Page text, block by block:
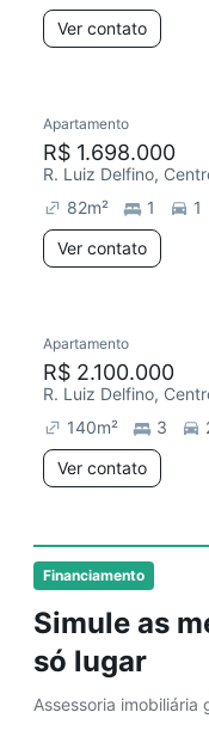
Financiamento
Simule as
só lugar
Assessoria imobiliária
Ver contato
Apartamento
R$ 1.698.000
R. Luiz Delfino,
82m² 1
1
Ver contato
Apartamento
R$ 2.100.000
R. Luiz Delfino,
140m² 3
Ver contato